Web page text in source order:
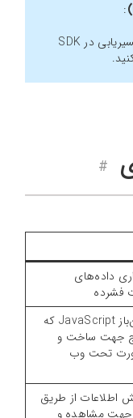
:‌
می‌تونید مثال استفاده از سرویس مسیریابی در SDK
#
داده‌های
فشرده
یک کتابخانه‌ی متن‌باز JavaScript که
جهت ساخت و
تحت وب
اطلاعات از طریق
جهت مشاهده و